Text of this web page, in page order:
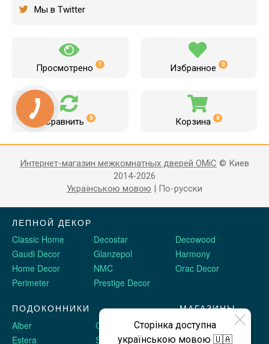
Мы в Twitter
Просмотрено 1 Избранное 0
Сравнить 0 Корзина 0
Интернет-магазин межкомнатных дверей OMiC © Киев
2014-2026
Українською мовою | По-русски
ЛЕПНОЙ ДЕКОР
Classic Home
Decostar
Decowood
Gaudi Decor
Glanzepol
Harmony
Home Decor
NMC
Orac Decor
Perimeter
Prestige Decor
ПОДОКОННИКИ
Alber
Crystalit
Estera
Sauberg
МАГАЗИНЫ
Двери Omis
Stickerwall
Сторінка доступна
українською мовою 🇺🇦